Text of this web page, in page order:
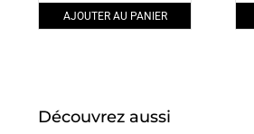
AJOUTER AU PANIER
Découvrez aussi